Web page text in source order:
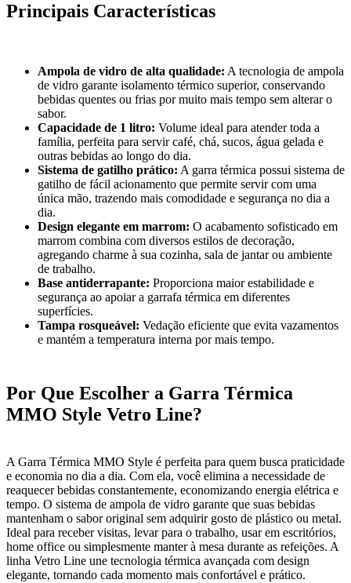
Principais Características
Ampola de vidro de alta qualidade: A tecnologia de ampola
de vidro garante isolamento térmico superior, conservando
bebidas quentes ou frias por muito mais tempo sem alterar o
sabor.
Capacidade de 1 litro: Volume ideal para atender toda a
família, perfeita para servir café, chá, sucos, água gelada e
outras bebidas ao longo do dia.
Sistema de gatilho prático: A garra térmica possui sistema de
gatilho de fácil acionamento que permite servir com uma
única mão, trazendo mais comodidade e segurança no dia a
dia.
Design elegante em marrom: O acabamento sofisticado em
marrom combina com diversos estilos de decoração,
agregando charme à sua cozinha, sala de jantar ou ambiente
de trabalho.
Base antiderrapante: Proporciona maior estabilidade e
segurança ao apoiar a garrafa térmica em diferentes
superfícies.
Tampa rosqueável: Vedação eficiente que evita vazamentos
e mantém a temperatura interna por mais tempo.
Por Que Escolher a Garra Térmica
MMO Style Vetro Line?
A Garra Térmica MMO Style é perfeita para quem busca praticidade
e economia no dia a dia. Com ela, você elimina a necessidade de
reaquecer bebidas constantemente, economizando energia elétrica e
tempo. O sistema de ampola de vidro garante que suas bebidas
mantenham o sabor original sem adquirir gosto de plástico ou metal.
Ideal para receber visitas, levar para o trabalho, usar em escritórios,
home office ou simplesmente manter à mesa durante as refeições. A
linha Vetro Line une tecnologia térmica avançada com design
elegante, tornando cada momento mais confortável e prático.